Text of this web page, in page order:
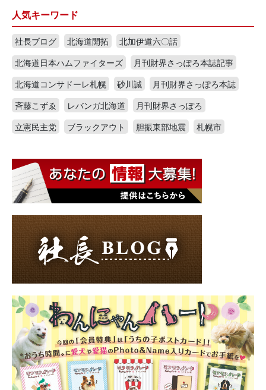
人気キーワード
社長ブログ 北海道開拓
北加伊道六〇話
北海道日本ハムファイターズ
月刊財界さっぽろ本誌記事
北海道コンサドーレ札幌
砂川誠
月刊財界さっぽろ本誌
斉藤こずゑ
レバンガ北海道
月刊財界さっぽろ
立憲民主党
ブラックアウト 胆振東部地震 札幌市